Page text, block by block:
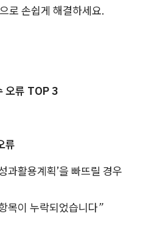
로 손쉽게 해결하세요.
오류 TOP 3
류
과활용계획’을 빠뜨릴 경우
목이 누락되었습니다”